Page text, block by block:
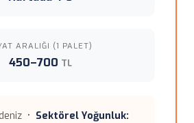
ARALIĞI (1 PALET)
450–700 TL
• Sektörel Yoğunluk: